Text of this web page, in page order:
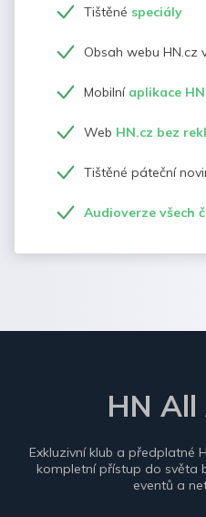
Tištěné speciály
Obsah webu HN.cz
Mobilní aplikace HN
Web HN.cz bez
Tištěné páteční
Audioverze všech
HN All
Exkluzivní klub a předplatné
kompletní přístup do světa
eventů a